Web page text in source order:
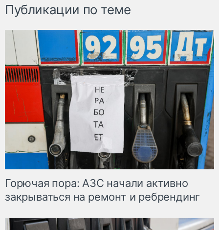
Публикации по теме
Горючая пора: АЗС начали активно
закрываться на ремонт и ребрендинг